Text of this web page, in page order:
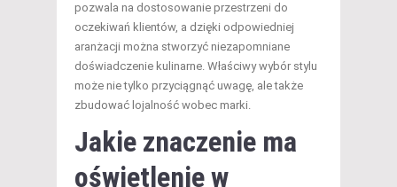
pozwala na dostosowanie przestrzeni do
oczekiwań klientów, a dzięki odpowiedniej
aranżacji można stworzyć niezapomniane
doświadczenie kulinarne. Właściwy wybór stylu
może nie tylko przyciągnąć uwagę, ale także
zbudować lojalność wobec marki.
Jakie znaczenie ma
oświetlenie w